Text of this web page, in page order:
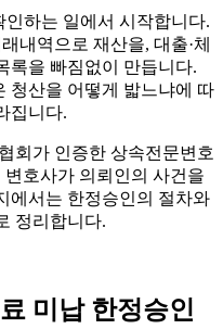
하는 일에서 시작합니다.
내역으로 재산을, 대출·체
록을 빠짐없이 만듭니다.
청산을 어떻게 밟느냐에 따
집니다.
회가 인증한 상속전문변호
호사가 의뢰인의 사건을
에서는 한정승인의 절차와
정리합니다.
미납 한정승인